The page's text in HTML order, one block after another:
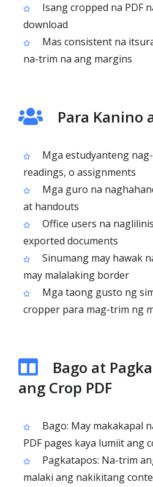
Isang cropped na PDF
download
Mas consistent na
na-trim na ang margins
Para Kanino
Mga estudyanteng
readings, o assignments
Mga guro na
at handouts
Office users na
exported documents
Sinumang may hawak
may malalaking border
Mga taong gusto ng
cropper para mag-trim ng
Bago at
ang Crop PDF
Bago: May makakapal
PDF pages kaya lumiit ang
Pagkatapos: Na-trim
malaki ang nakikitang